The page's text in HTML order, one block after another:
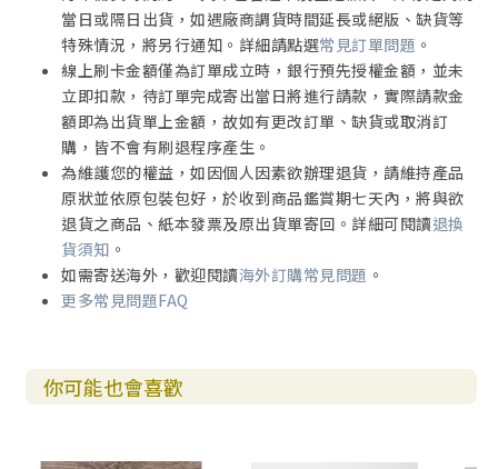
當日或隔日出貨，如遇廠商調貨時間延長或絕版、缺貨等
特殊情況，將另行通知。詳細請點選常見訂單問題 。
線上刷卡金額僅為訂單成立時，銀行預先授權金額，並未
立即扣款，待訂單完成寄出當日將進行請款，實際請款金
額即為出貨單上金額，故如有更改訂單、缺貨或取消訂
購，皆不會有刷退程序產生。
為維護您的權益，如因個人因素欲辦理退貨，請維持產品
原狀並依原包裝包好，於收到商品鑑賞期七天內，將與欲
退貨之商品、紙本發票及原出貨單寄回。詳細可閱讀退換
貨須知 。
如需寄送海外，歡迎閱讀海外訂購常見問題 。
更多常見問題FAQ
你可能也會喜歡